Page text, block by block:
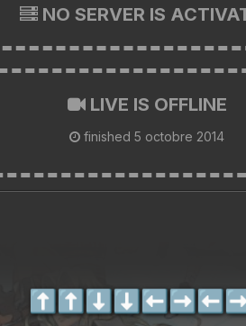
NO SERVER IS
LIVE IS OFFLINE
finished 5 octobre 2014
⬆️ ⬆️ ⬇️ ⬇️ ⬅️ ➡️ ⬅️